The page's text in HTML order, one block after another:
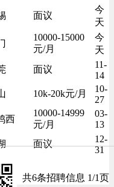
面议
今
天
10000-15000
元/月
今
天
面议
11-
14
10k-20k元/月
10-
27
西
10000-14999
元/月
03-
13
面议
12-
31
共6条招聘信息 1/1页